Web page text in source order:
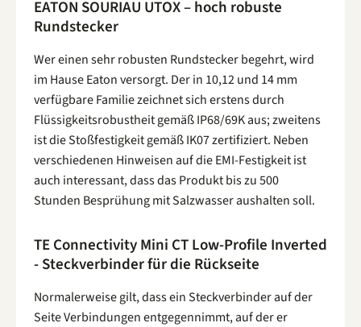
EATON SOURIAU UTOX – hoch robuste
Rundstecker
Wer einen sehr robusten Rundstecker begehrt, wird
im Hause Eaton versorgt. Der in 10,12 und 14 mm
verfügbare Familie zeichnet sich erstens durch
Flüssigkeitsrobustheit gemäß IP68/69K aus; zweitens
ist die Stoßfestigkeit gemäß IK07 zertifiziert. Neben
verschiedenen Hinweisen auf die EMI-Festigkeit ist
auch interessant, dass das Produkt bis zu 500
Stunden Besprühung mit Salzwasser aushalten soll.
TE Connectivity Mini CT Low-Profile Inverted
- Steckverbinder für die Rückseite
Normalerweise gilt, dass ein Steckverbinder auf der
Seite Verbindungen entgegennimmt, auf der er